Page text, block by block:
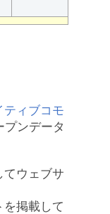
ティブコモ
プンデータ
てウェブサ
掲載して